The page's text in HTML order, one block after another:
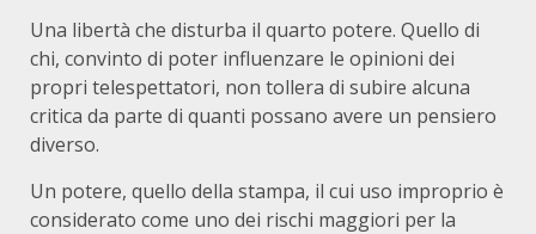
Una libertà che disturba il quarto potere. Quello di
chi, convinto di poter influenzare le opinioni dei
propri telespettatori, non tollera di subire alcuna
critica da parte di quanti possano avere un pensiero
diverso.
Un potere, quello della stampa, il cui uso improprio è
considerato come uno dei rischi maggiori per la